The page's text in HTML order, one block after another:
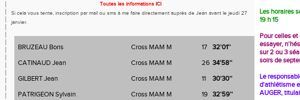
Toutes les informations ICI
Si cela vous tente, inscription par mail ou sms à me faire directement auprès de Jean avant le jeudi 27
janvier.
BRUZEAU Boris Cross MAM M 17
32'01''
CATINAUD Jean
Cross MAM M 26 34'58''
GILBERT Jean
Cross MAM M 11
30'30''
PATRIGEON Sylvain
Cross MAM M 19
32'59''
Les horaires
19 h 15
Pour celles
essayer,
sur 2 ou 3
soirs de
Le
d'athlétisme
AUGER,